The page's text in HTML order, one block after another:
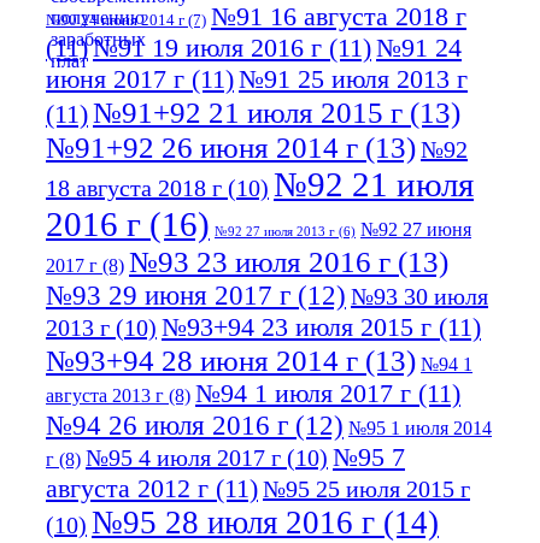
№90 24 июня 2014 г (7) №91 16 августа 2018 г
(11)№91 19 июля 2016 г (11)№91 24
июня 2017 г (11)№91 25 июля 2013 г
(11)№91+92 21 июля 2015 г (13)
№91+92 26 июня 2014 г (13)№92
18 августа 2018 г (10) №92 21 июля
2016 г (16) №92 27 июля 2013 г (6) №92 27 июня
2017 г (8) №93 23 июля 2016 г (13)
№93 29 июня 2017 г (12) №93 30 июля
2013 г (10) №93+94 23 июля 2015 г (11)
№93+94 28 июня 2014 г (13) №94 1
августа 2013 г (8) №94 1 июля 2017 г (11)
№94 26 июля 2016 г (12) №95 1 июля 2014
г (8) №95 4 июля 2017 г (10) №95 7
августа 2012 г (11)№95 25 июля 2015 г
(10) №95 28 июля 2016 г (14)